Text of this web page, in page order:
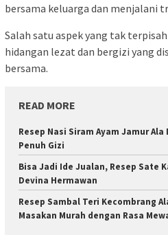
bersama keluarga dan menjalani
Salah satu aspek yang tak
hidangan lezat dan bergizi yang
bersama.
READ MORE
Resep Nasi Siram Ayam Jamur
Penuh Gizi
Bisa Jadi Ide Jualan, Resep Sate
Devina Hermawan
Resep Sambal Teri Kecombrang
Masakan Murah dengan Rasa